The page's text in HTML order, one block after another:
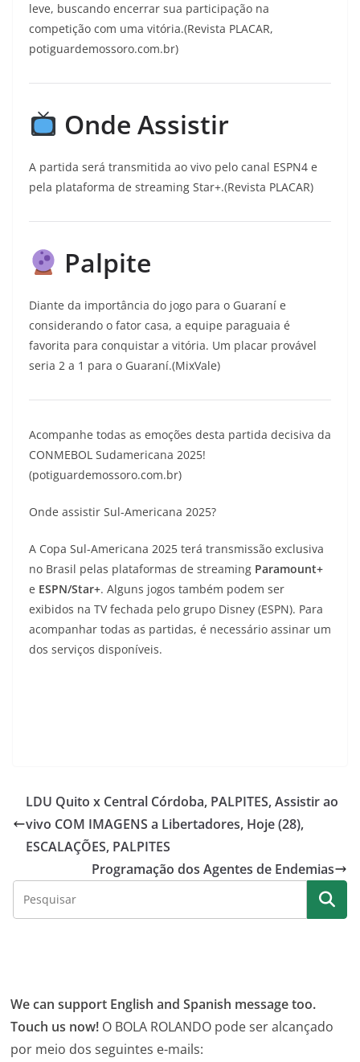
leve, buscando encerrar sua participação na
competição com uma vitória.(Revista PLACAR,
potiguardemossoro.com.br)
Onde Assistir
A partida será transmitida ao vivo pelo canal ESPN4 e
pela plataforma de streaming Star+.(Revista PLACAR)
Palpite
Diante da importância do jogo para o Guaraní e
considerando o fator casa, a equipe paraguaia é
favorita para conquistar a vitória. Um placar provável
seria 2 a 1 para o Guaraní.(MixVale)
Acompanhe todas as emoções desta partida decisiva da
CONMEBOL Sudamericana 2025!
(potiguardemossoro.com.br)
Onde assistir Sul-Americana 2025?
A Copa Sul-Americana 2025 terá transmissão exclusiva
no Brasil pelas plataformas de streaming Paramount+
e ESPN/Star+. Alguns jogos também podem ser
exibidos na TV fechada pelo grupo Disney (ESPN). Para
acompanhar todas as partidas, é necessário assinar um
dos serviços disponíveis.
LDU Quito x Central Córdoba, PALPITES, Assistir ao
vivo COM IMAGENS a Libertadores, Hoje (28),
ESCALAÇÕES, PALPITES
Programação dos Agentes de Endemias
We can support English and Spanish message too.
Touch us now! O BOLA ROLANDO pode ser alcançado
por meio dos seguintes e-mails: